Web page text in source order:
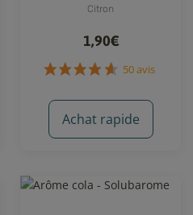
Citron
1,90€
Achat rapide